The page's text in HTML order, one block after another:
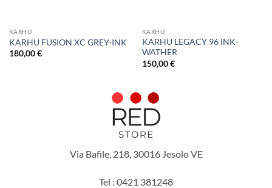
KARHU
KARHU FUSION XC GREY-INK
180,00€
KARHU
KARHU LEGACY 96 INK-
WATHER
150,00€
Via Bafile, 218, 30016 Jesolo VE
Tel : 0421 381248